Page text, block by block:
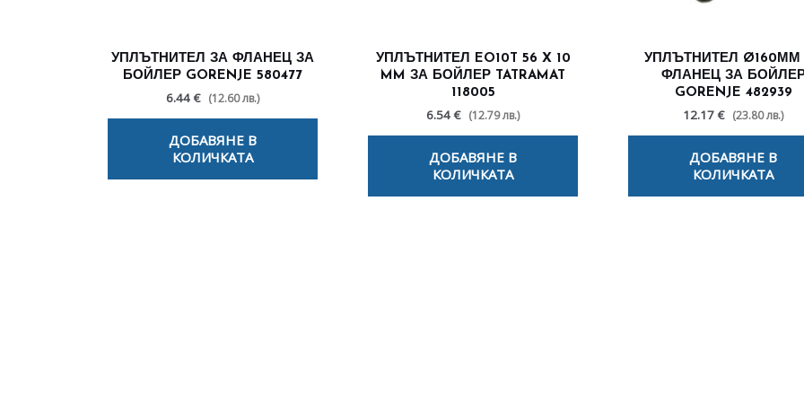
УПЛЪТНИТЕЛ ЗА ФЛАНЕЦ ЗА
БОЙЛЕР GORENJE 580477
6.44 € (12.60 лв.)
ДОБАВЯНЕ В
КОЛИЧКАТА
УПЛЪТНИТЕЛ EO10T 56 X 10
MM ЗА БОЙЛЕР TATRAMAT
118005
6.54 € (12.79 лв.)
ДОБАВЯНЕ В
КОЛИЧКАТА
УПЛЪТНИТЕЛ Ø160ММ
ФЛАНЕЦ ЗА
GORENJE 482939
12.17 € (23.80 лв.)
ДОБАВЯНЕ В
КОЛИЧКАТА